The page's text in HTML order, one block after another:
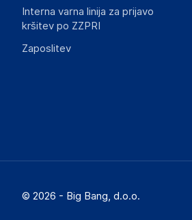
Interna varna linija za prijavo
kršitev po ZZPRI
Zaposlitev
© 2026 - Big Bang, d.o.o.